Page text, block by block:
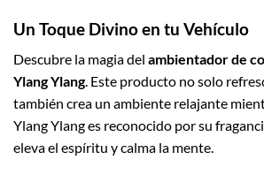
Un Toque Divino en tu Vehículo
Descubre la magia del ambientador de
Ylang Ylang. Este producto no solo
también crea un ambiente relajante
Ylang Ylang es reconocido por su
eleva el espíritu y calma la mente.